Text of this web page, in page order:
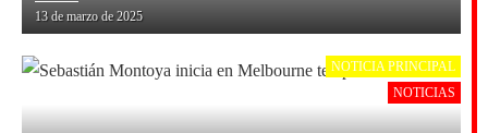
13 de marzo de 2025
NOTICIA PRINCIPAL
NOTICIAS